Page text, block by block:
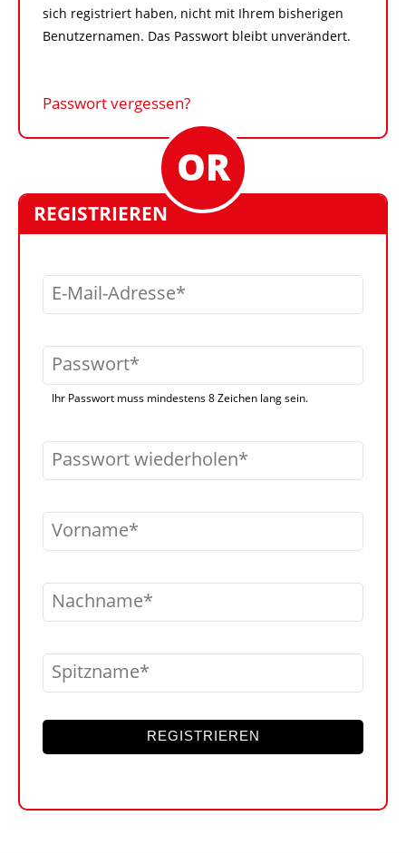
sich registriert haben, nicht mit Ihrem bisherigen
Benutzernamen. Das Passwort bleibt unverändert.
Passwort vergessen?
REGISTRIEREN
E-Mail-Adresse
Passwort
Ihr Passwort muss mindestens 8 Zeichen lang sein.
Passwort wiederholen
Vorname
Nachname
Spitzname
REGISTRIEREN